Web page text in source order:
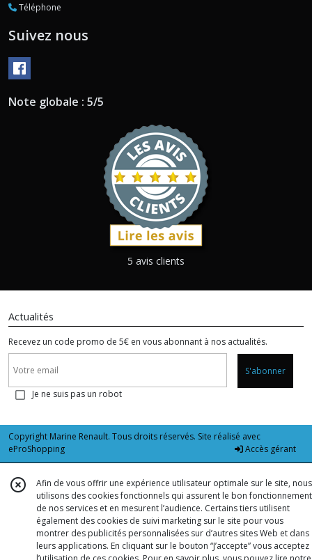
Téléphone
Suivez nous
Note globale : 5/5
5 avis clients
Actualités
Recevez un code promo de 5€ en vous abonnant à nos actualités.
S'abonner
Je ne suis pas un robot
Copyright Marine Renault. Tous droits réservés. Site réalisé avec
eProShopping
Accès gérant
Afin de vous offrir une expérience utilisateur optimale sur le site, nous
utilisons des cookies fonctionnels qui assurent le bon fonctionnement
de nos services et en mesurent l’audience. Certains tiers utilisent
également des cookies de suivi marketing sur le site pour vous
montrer des publicités personnalisées sur d’autres sites Web et dans
leurs applications. En cliquant sur le bouton “J’accepte” vous acceptez